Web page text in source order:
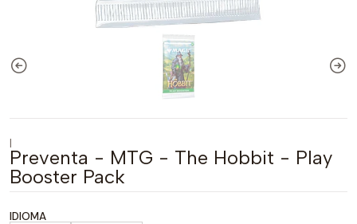
|
Preventa - MTG - The Hobbit - Play
Booster Pack
IDIOMA